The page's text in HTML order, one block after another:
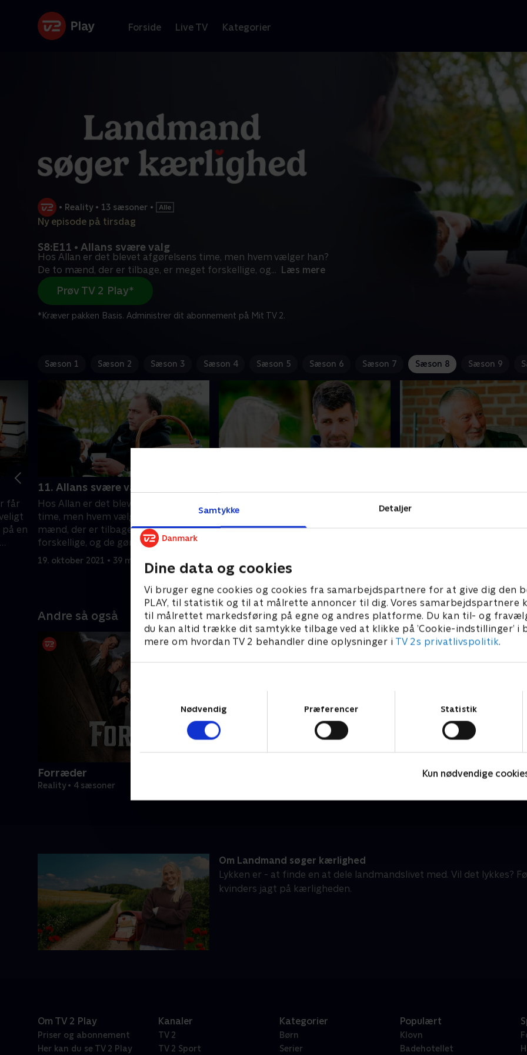
Samtykke Detaljer
Dine data og cookies
Vi bruger egne cookies og cookies fra samarbejdspartnere for at give dig den
PLAY, til statistik og til at målrette annoncer til dig. Vores samarbejdspartnere
til målrettet markedsføring på egne og andres platforme. Du kan til- og
du kan altid trække dit samtykke tilbage ved at klikke på ’Cookie-indstillinger’ i
mere om hvordan TV 2 behandler dine oplysninger i TV 2s privatlivspolitik.
Nødvendig
Præferencer Statistik
Kun nødvendige
Forside Live TV Kategorier
• Reality • 13 sæsoner •
Ny episode på tirsdag
S8:E11 • Allans svære valg
Hos Allan er det blevet afgørelsens time, men hvem vælger han?
De to mænd, der er tilbage, er meget forskellige, og... Læs mere
Prøv TV 2 Play*
*Kræver pakken Basis. Administrer dit abonnement på Mit TV 2.
Sæson 1 Sæson 2 Sæson 3 Sæson 4 Sæson 5 Sæson 6 Sæson 7 Sæson 8 Sæson 9
får
en
11. Allans svære valg
Hos Allan er det blevet afgørelsens
time, men hvem vælger han? De to
mænd, der er tilbage, er meget
forskellige, og de gør alt for at blive
valgt af Allan.
19. oktober 2021 • 39 min
kvinderne han vil invitere med på
romantisk weekend. Han synes, de
26. oktober 2021 • 40 min
Som den allersidste
Svend nu tage sit endelige
Andre så også
Forræder
Reality • 4 sæsoner
Kærlighed hvor kragerne vender
Om Landmand søger kærlighed
Lykken er - at finde en at dele landmandslivet med. Vil det lykkes?
kvinders jagt på kærligheden.
Om TV 2 Play
Priser og abonnement
Her kan du se TV 2 Play
Kanaler
TV 2
TV 2 Sport
Kategorier
Børn
Serier
Populært
Klovn
Badehotellet